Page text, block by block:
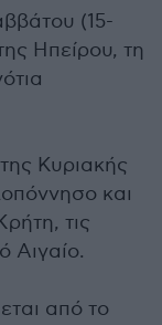
(15-
Ηπείρου, τη
Κυριακής
και
τις
Αιγαίο.
από το